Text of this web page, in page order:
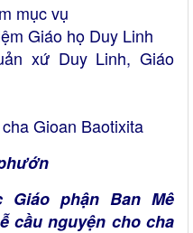
mục vụ
Giáo họ Duy Linh
xứ Duy Linh, Giáo
Gioan Baotixita
Giáo phận Ban Mê
cầu nguyện cho cha